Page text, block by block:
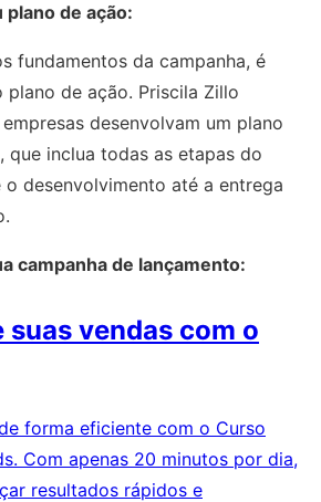
de ação:
fundamentos da campanha, é
de ação. Priscila Zillo
desenvolvam um plano
que inclua todas as etapas do
o desenvolvimento até a entrega
campanha de lançamento:
vendas com o
forma eficiente com o Curso
Com apenas 20 minutos por dia,
resultados rápidos e